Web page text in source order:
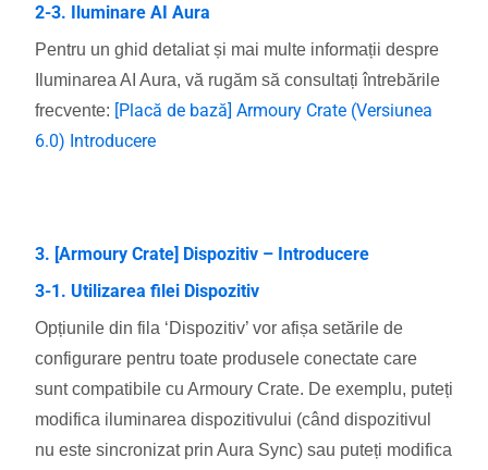
2-3. Iluminare AI Aura
Pentru un ghid detaliat și mai multe informații despre
Iluminarea AI Aura, vă rugăm să consultați întrebările
frecvente: [Placă de bază] Armoury Crate (Versiunea
6.0) Introducere
3. [Armoury Crate] Dispozitiv – Introducere
3-1. Utilizarea filei Dispozitiv
Opțiunile din fila ‘Dispozitiv’ vor afișa setările de
configurare pentru toate produsele conectate care
sunt compatibile cu Armoury Crate. De exemplu, puteți
modifica iluminarea dispozitivului (când dispozitivul
nu este sincronizat prin Aura Sync) sau puteți modifica